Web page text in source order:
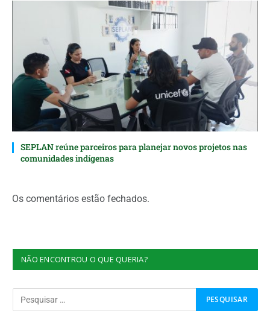
SEPLAN reúne parceiros para planejar novos projetos nas
comunidades indígenas
Os comentários estão fechados.
NÃO ENCONTROU O QUE QUERIA?